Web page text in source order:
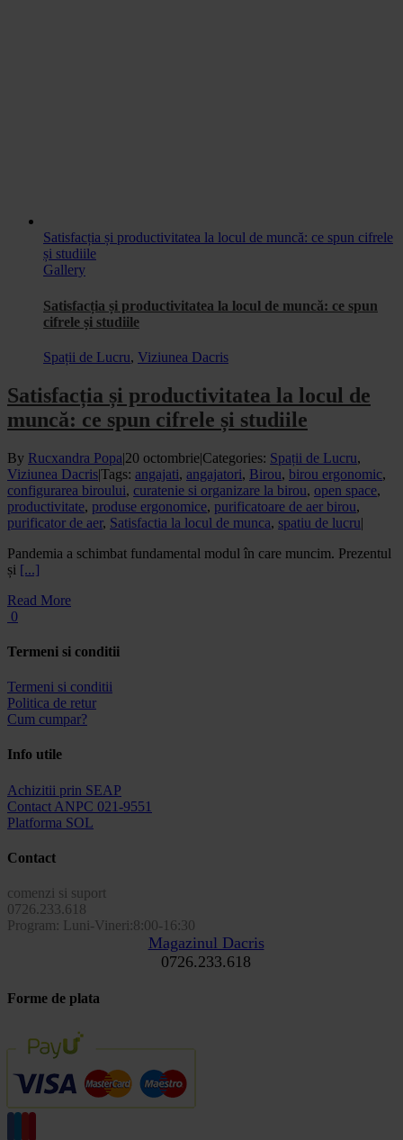
Satisfacția și productivitatea la locul de muncă: ce spun cifrele
și studiile
Gallery
Satisfacția și productivitatea la locul de muncă: ce spun
cifrele și studiile
Spații de Lucru, Viziunea Dacris
Satisfacția și productivitatea la locul de
muncă: ce spun cifrele și studiile
By Rucxandra Popa|20 octombrie|Categories: Spații de Lucru,
Viziunea Dacris|Tags: angajati, angajatori, Birou, birou ergonomic,
configurarea biroului, curatenie si organizare la birou, open space,
productivitate, produse ergonomice, purificatoare de aer birou,
purificator de aer, Satisfactia la locul de munca, spatiu de lucru|
Pandemia a schimbat fundamental modul în care muncim. Prezentul
și [...]
Read More
0
Termeni si conditii
Termeni si conditii
Politica de retur
Cum cumpar?
Info utile
Achizitii prin SEAP
Contact ANPC 021-9551
Platforma SOL
Contact
comenzi si suport
0726.233.618
Program: Luni-Vineri:8:00-16:30
Magazinul Dacris
0726.233.618
Forme de plata